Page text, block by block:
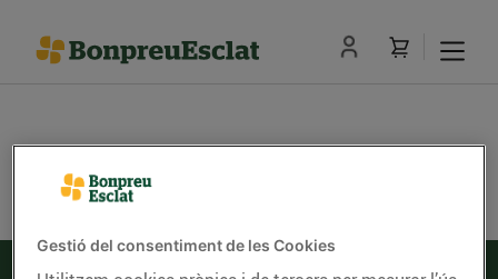
Gestió del consentiment de les Cookies